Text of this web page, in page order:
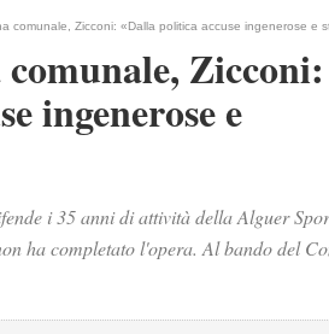
comunale, Zicconi: «Dalla politica accuse ingenerose e
Zicconi:
ingenerose e
i 35 anni di attività della Alguer
ha completato l'opera. Al bando del